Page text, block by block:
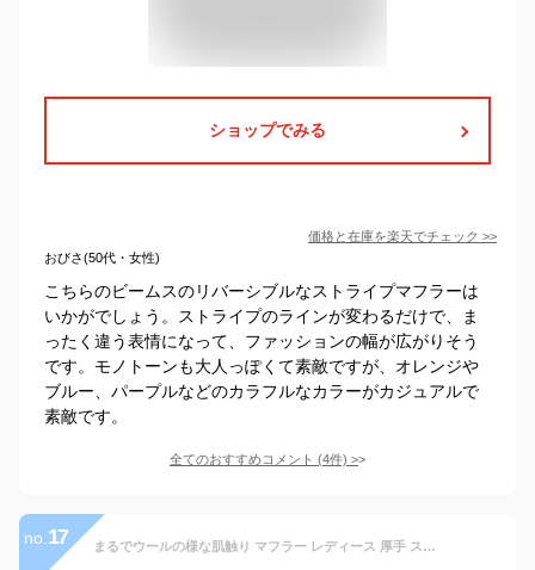
ショップでみる
価格と在庫を楽天でチェック >>
おびさ(50代・女性)
こちらのビームスのリバーシブルなストライプマフラーは
いかがでしょう。ストライプのラインが変わるだけで、ま
ったく違う表情になって、ファッションの幅が広がりそう
です。モノトーンも大人っぽくて素敵ですが、オレンジや
ブルー、パープルなどのカラフルなカラーがカジュアルで
素敵です。
全てのおすすめコメント (4件) >
no. 17 まるでウールの様な肌触り マフラー レディース 厚手 ストール 大判 チェック ストール メンズ マフラー 千鳥柄 暖かい 冬 ギフト 防寒 通勤 洗える 肌に優しい おしゃれ 高級 紳士 秋冬物 ギフト 男性 きれいめ カジュアル ウォーム 防寒抜群 ファション